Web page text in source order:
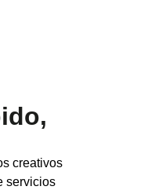
creativos
servicios